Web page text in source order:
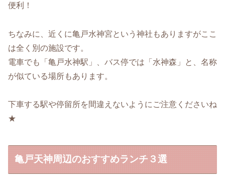
便利！
ちなみに、近くに亀戸水神宮という神社もありますがここ
は全く別の施設です。
電車でも「亀戸水神駅」、バス停では「水神森」と、名称
が似ている場所もあります。
下車する駅や停留所を間違えないようにご注意くださいね
★
亀戸天神周辺のおすすめランチ３選